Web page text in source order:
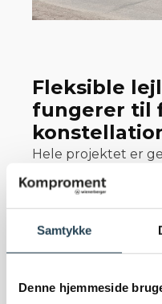
Samtykke
Denne hjemmeside
Fleksible
fungerer til
Hele projektet er
standarder, hvor
baner vejen for
behov. Anna-Lena
– Gavlegårdarna
boligernes